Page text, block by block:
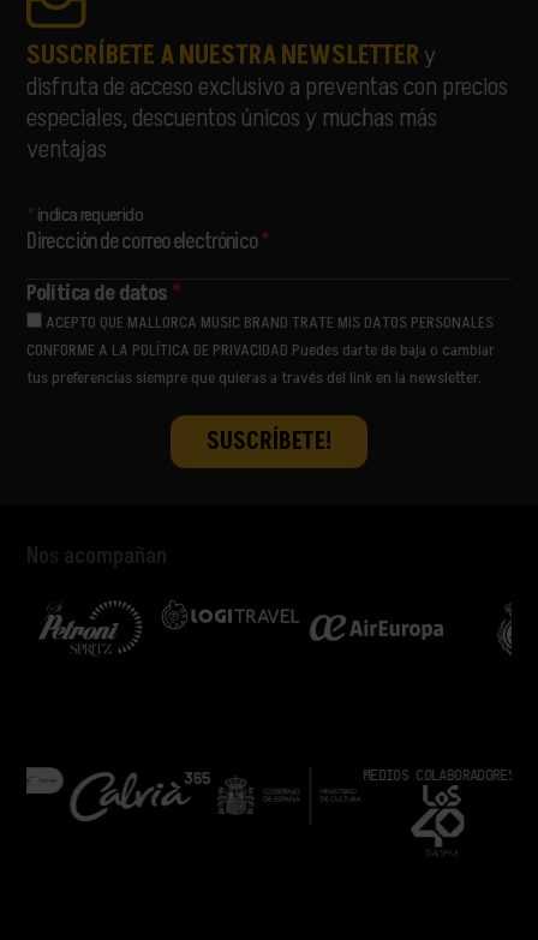
SUSCRÍBETE A NUESTRA NEWSLETTERy
disfruta de acceso exclusivo a preventas con precios
especiales, descuentos únicos y muchas más
ventajas
*indica requerido
Dirección de correo electrónico*
Política de datos *
ACEPTO QUE MALLORCA MUSIC BRAND TRATE MIS DATOS PERSONALES
CONFORME A LA POLÍTICA DE PRIVACIDAD Puedes darte de baja o cambiar
tus preferencias siempre que quieras a través del link en la newsletter.
Nos acompañan
MEDIOS COLABORADORES